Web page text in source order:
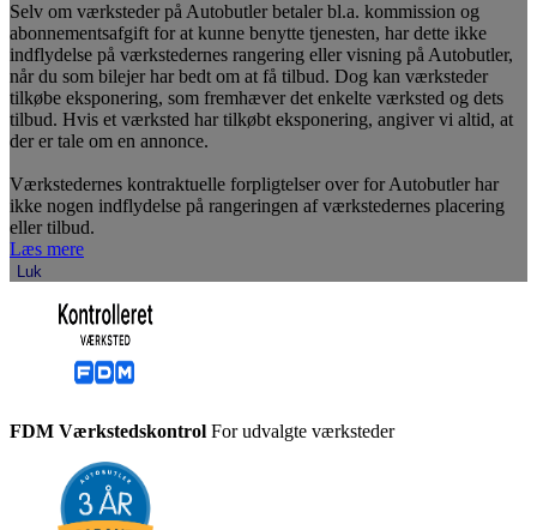
Selv om værksteder på Autobutler betaler bl.a. kommission og
abonnementsafgift for at kunne benytte tjenesten, har dette ikke
indflydelse på værkstedernes rangering eller visning på Autobutler,
når du som bilejer har bedt om at få tilbud. Dog kan værksteder
tilkøbe eksponering, som fremhæver det enkelte værksted og dets
tilbud. Hvis et værksted har tilkøbt eksponering, angiver vi altid, at
der er tale om en annonce.
Værkstedernes kontraktuelle forpligtelser over for Autobutler har
ikke nogen indflydelse på rangeringen af værkstedernes placering
eller tilbud.
Læs mere
Luk
FDM Værkstedskontrol For udvalgte værksteder